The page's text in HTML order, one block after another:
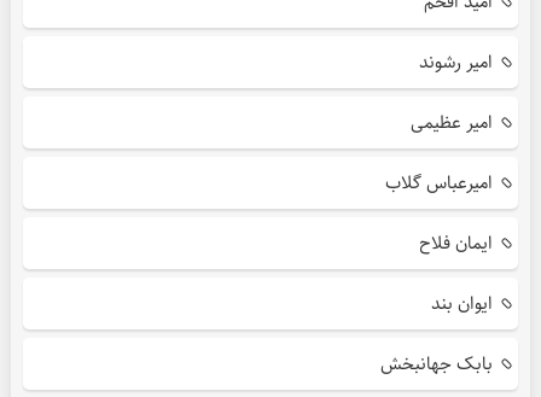
امیر رشوند
امیر عظیمی
امیرعباس گلاب
ایمان فلاح
ایوان بند
بابک جهانبخش